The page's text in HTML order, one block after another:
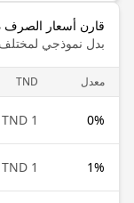
قارن أسعار الصرف
بدل نموذجي
معدل TND
0%
1 TND
1%
1 TND